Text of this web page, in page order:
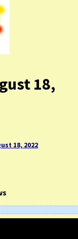
18,
18, 2022